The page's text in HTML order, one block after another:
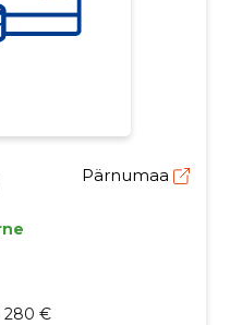
Pärnumaa
280 €